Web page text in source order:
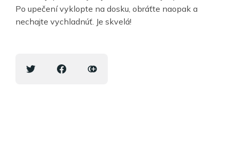
Po upečení vyklopte na dosku, obráťte naopak a
nechajte vychladnúť. Je skvelá!